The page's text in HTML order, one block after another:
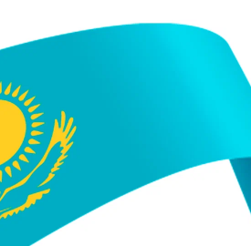
хабарлама беріп,
еді, екіншісі бакалаврды
Тәжірибиелі
Ал барлық
оқып, өзімізге арнап
саралап жазып, кесте,
қалай болатынын,
білмедім, сәйкесінше
мен өзімді сенімді